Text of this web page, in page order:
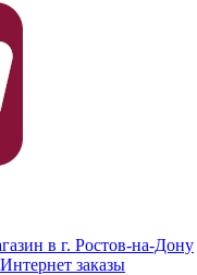
в г. Ростов-на-Дону
Интернет заказы